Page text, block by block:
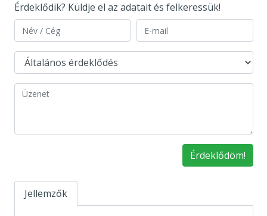
Érdeklődik? Küldje el az adatait és felkeressük!
Érdeklődöm!
Jellemzők